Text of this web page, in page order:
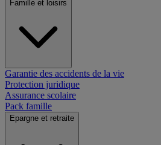
Famille et loisirs
Garantie des accidents de la vie
Protection juridique
Assurance scolaire
Pack famille
Epargne et retraite